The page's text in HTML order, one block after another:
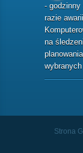
-
razie
na
wybranych
Strona